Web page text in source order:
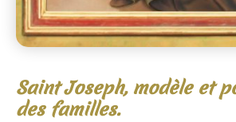
Saint Joseph, modèle et
des familles.